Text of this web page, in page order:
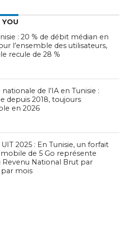
YOU
: 20 % de débit médian en
l’ensemble des utilisateurs,
recule de 28 %
de l’IA en Tunisie :
depuis 2018, toujours
en 2026
2025 : En Tunisie, un forfait
de 5 Go représente
Revenu National Brut par
mois